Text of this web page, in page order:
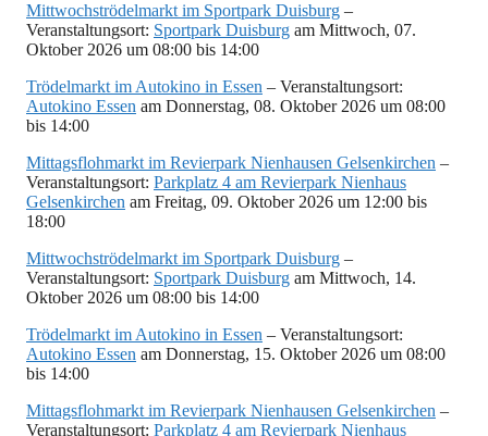
Mittwochströdelmarkt im Sportpark Duisburg –
Veranstaltungsort: Sportpark Duisburg am Mittwoch, 07.
Oktober 2026 um 08:00 bis 14:00
Trödelmarkt im Autokino in Essen – Veranstaltungsort:
Autokino Essen am Donnerstag, 08. Oktober 2026 um 08:00
bis 14:00
Mittagsflohmarkt im Revierpark Nienhausen Gelsenkirchen –
Veranstaltungsort: Parkplatz 4 am Revierpark Nienhaus
Gelsenkirchen am Freitag, 09. Oktober 2026 um 12:00 bis
18:00
Mittwochströdelmarkt im Sportpark Duisburg –
Veranstaltungsort: Sportpark Duisburg am Mittwoch, 14.
Oktober 2026 um 08:00 bis 14:00
Trödelmarkt im Autokino in Essen – Veranstaltungsort:
Autokino Essen am Donnerstag, 15. Oktober 2026 um 08:00
bis 14:00
Mittagsflohmarkt im Revierpark Nienhausen Gelsenkirchen –
Veranstaltungsort: Parkplatz 4 am Revierpark Nienhaus